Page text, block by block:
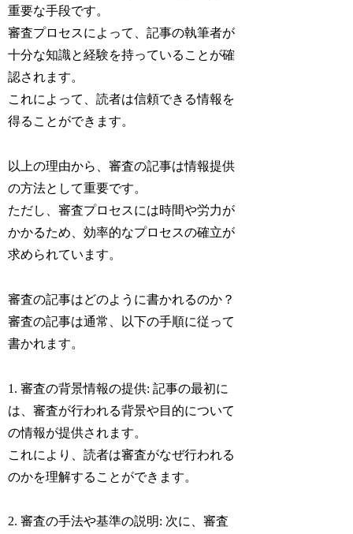
重要な手段です。
審査プロセスによって、記事の執筆者が
十分な知識と経験を持っていることが確
認されます。
これによって、読者は信頼できる情報を
得ることができます。
以上の理由から、審査の記事は情報提供
の方法として重要です。
ただし、審査プロセスには時間や労力が
かかるため、効率的なプロセスの確立が
求められています。
審査の記事はどのように書かれるのか？
審査の記事は通常、以下の手順に従って
書かれます。
1. 審査の背景情報の提供: 記事の最初に
は、審査が行われる背景や目的について
の情報が提供されます。
これにより、読者は審査がなぜ行われる
のかを理解することができます。
2. 審査の手法や基準の説明: 次に、審査